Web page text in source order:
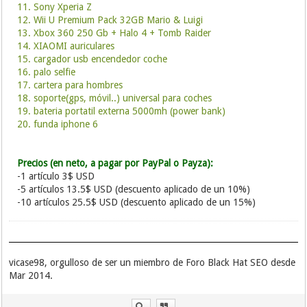
11. Sony Xperia Z
12. Wii U Premium Pack 32GB Mario & Luigi
13. Xbox 360 250 Gb + Halo 4 + Tomb Raider
14. XIAOMI auriculares
15. cargador usb encendedor coche
16. palo selfie
17. cartera para hombres
18. soporte(gps, móvil..) universal para coches
19. bateria portatil externa 5000mh (power bank)
20. funda iphone 6
Precios (en neto, a pagar por PayPal o Payza):
-1 artículo 3$ USD
-5 artículos 13.5$ USD (descuento aplicado de un 10%)
-10 artículos 25.5$ USD (descuento aplicado de un 15%)
vicase98, orgulloso de ser un miembro de Foro Black Hat SEO desde
Mar 2014.